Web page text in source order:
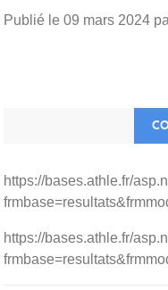
Publié le 09 mars 2024
https://bases.athle.fr/
https://bases.athle.fr/